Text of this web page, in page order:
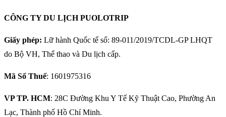
CÔNG TY DU LỊCH PUOLOTRIP
Giấy phép: Lữ hành Quốc tế số: 89-011/2019/TCDL-GP LHQT
do Bộ VH, Thể thao và Du lịch cấp.
Mã Số Thuế: 1601975316
VP TP. HCM: 28C Đường Khu Y Tế Kỹ Thuật Cao, Phường An
Lạc, Thành phố Hồ Chí Minh.